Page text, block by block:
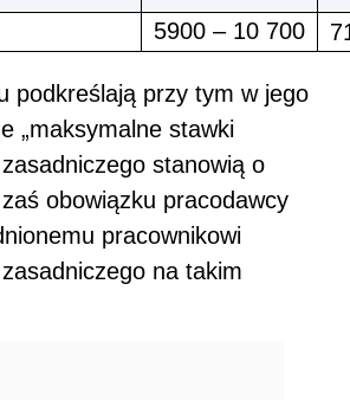
5900 – 10 700
podkreślają przy tym w jego
„maksymalne stawki
stanowią o
obowiązku pracodawcy
pracownikowi
na takim